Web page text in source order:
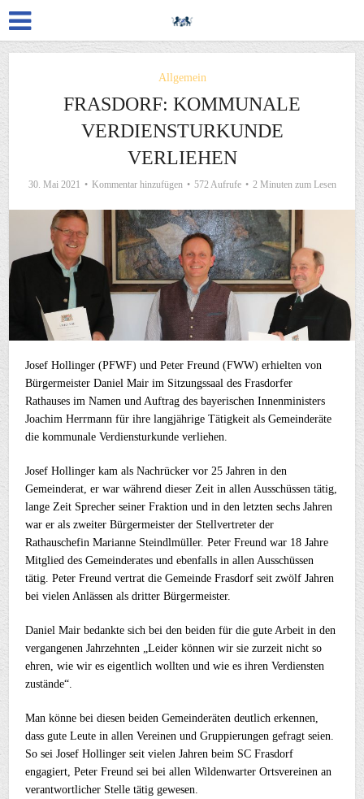
Allgemein
FRASDORF: KOMMUNALE
VERDIENSTURKUNDE
VERLIEHEN
30. Mai 2021 Kommentar hinzufügen 572 Aufrufe 2 Minuten zum Lesen
Josef Hollinger (PFWF) und Peter Freund (FWW) erhielten von
Bürgermeister Daniel Mair im Sitzungssaal des Frasdorfer
Rathauses im Namen und Auftrag des bayerischen Innenministers
Joachim Herrmann für ihre langjährige Tätigkeit als Gemeinderäte
die kommunale Verdiensturkunde verliehen.
Josef Hollinger kam als Nachrücker vor 25 Jahren in den
Gemeinderat, er war während dieser Zeit in allen Ausschüssen tätig,
lange Zeit Sprecher seiner Fraktion und in den letzten sechs Jahren
war er als zweiter Bürgermeister der Stellvertreter der
Rathauschefin Marianne Steindlmüller. Peter Freund war 18 Jahre
Mitglied des Gemeinderates und ebenfalls in allen Ausschüssen
tätig. Peter Freund vertrat die Gemeinde Frasdorf seit zwölf Jahren
bei vielen Anlässen als dritter Bürgermeister.
Daniel Mair bedankte sich bei den beiden für die gute Arbeit in den
vergangenen Jahrzehnten „Leider können wir sie zurzeit nicht so
ehren, wie wir es eigentlich wollten und wie es ihren Verdiensten
zustände“.
Man könne bei diesen beiden Gemeinderäten deutlich erkennen,
dass gute Leute in allen Vereinen und Gruppierungen gefragt seien.
So sei Josef Hollinger seit vielen Jahren beim SC Frasdorf
engagiert, Peter Freund sei bei allen Wildenwarter Ortsvereinen an
verantwortlicher Stelle tätig gewesen.